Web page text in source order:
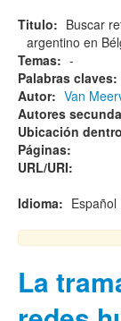
Titulo: Buscar
argentino en
Temas: -
Palabras claves:
Autor: Van
Autores
Ubicación
Páginas:
URL/URI:
Idioma: Español
La